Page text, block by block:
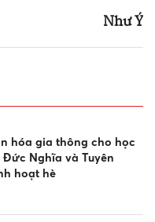
Như Ý
hóa gia thông cho học
Đức Nghĩa và Tuyên
hoạt hè